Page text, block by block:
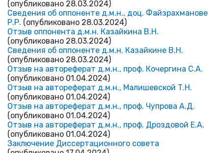
(опубликовано 28.03.2024)
Сведения об оппоненте д.м.н., доц. Файзрахманове
Р.Р. (опубликовано 28.03.2024)
Отзыв оппонента д.м.н. Казайкина В.Н.
(опубликовано 28.03.2024)
Сведения об оппоненте д.м.н. Казайкине В.Н.
(опубликовано 28.03.2024)
Отзыв на автореферат д.м.н., проф. Кочергина С.А.
(опубликовано 01.04.2024)
Отзыв на автореферат д.м.н., Малишевской Т.Н.
(опубликовано 01.04.2024)
Отзыв на автореферат д.м.н., проф. Чупрова А.Д.
(опубликовано 01.04.2024)
Отзыв на автореферат д.м.н., проф. Дроздовой Е.А.
(опубликовано 01.04.2024)
Заключение Диссертационного совета